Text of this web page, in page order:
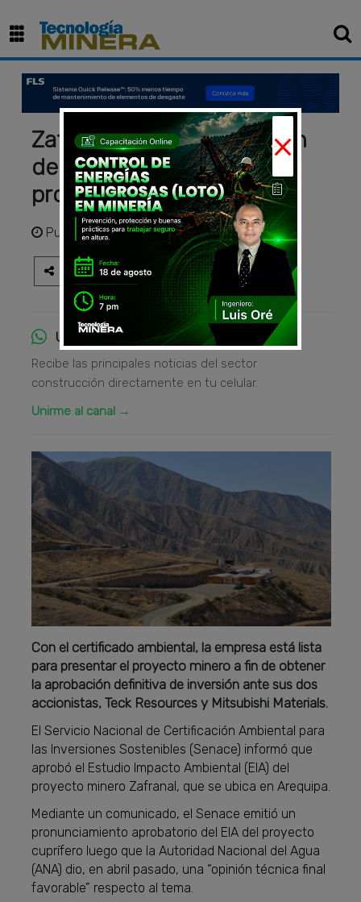
Zafranal recibe aprobación
de estudio ambiental para
proyecto minero de cobre
Publicadohace 3 años
Únete al canal de WhatsApp
Recibe las principales noticias del sector
construcción directamente en tu celular.
Unirme al canal →
Con el certificado ambiental, la empresa está lista
para presentar el proyecto minero a fin de obtener
la aprobación definitiva de inversión ante sus dos
accionistas, Teck Resources y Mitsubishi Materials.
El Servicio Nacional de Certificación Ambiental para
las Inversiones Sostenibles (Senace) informó que
aprobó el Estudio Impacto Ambiental (EIA) del
proyecto minero Zafranal, que se ubica en Arequipa.
Mediante un comunicado, el Senace emitió un
pronunciamiento aprobatorio del EIA del proyecto
cuprífero luego que la Autoridad Nacional del Agua
(ANA) dio, en abril pasado, una “opinión técnica final
favorable” respecto al tema.
×